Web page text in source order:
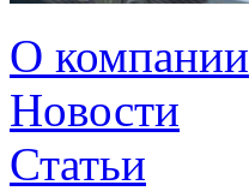
О компании
Новости
Статьи